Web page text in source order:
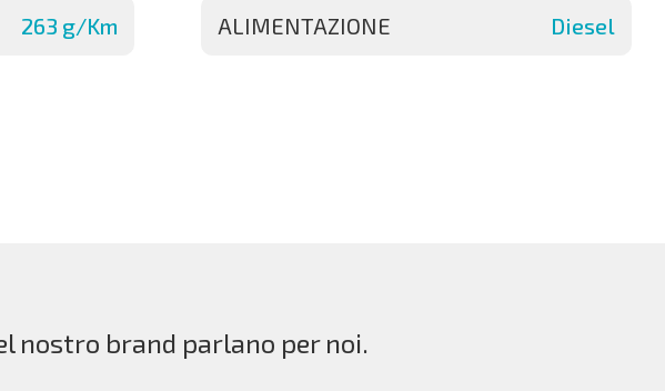
263 g/Km ALIMENTAZIONE Diesel
nostro brand parlano per noi.